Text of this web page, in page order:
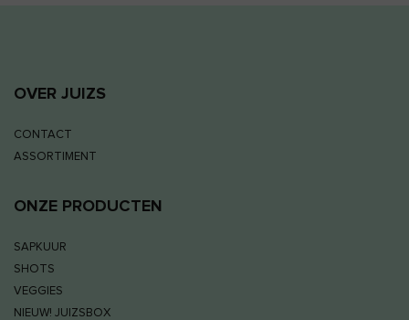
OVER JUIZS
CONTACT
ASSORTIMENT
ONZE PRODUCTEN
SAPKUUR
SHOTS
VEGGIES
NIEUW! JUIZSBOX